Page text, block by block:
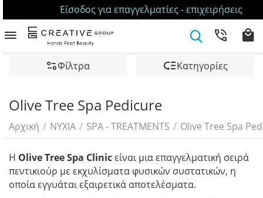
Είσοδος για επαγγελματίες - επιχειρήσεις
Φίλτρα Κατηγορίες
Olive Tree Spa Pedicure
Αρχική / ΝΥΧΙΑ / SPA - TREATMENTS / Olive Tree Spa
Η Olive Tree Spa Clinicείναι μια επαγγελματική σειρά
πεντικιούρ με εκχυλίσματα φυσικών συστατικών, η
οποία εγγυάται εξαιρετικά αποτελέσματα.